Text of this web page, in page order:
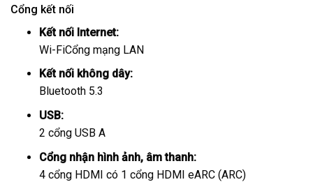
Cổng kết nối
Kết nối Internet:
Wi-FiCổng mạng LAN
Kết nối không dây:
Bluetooth 5.3
USB:
2 cổng USB A
Cổng nhận hình ảnh, âm thanh:
4 cổng HDMI có 1 cổng HDMI eARC (ARC)